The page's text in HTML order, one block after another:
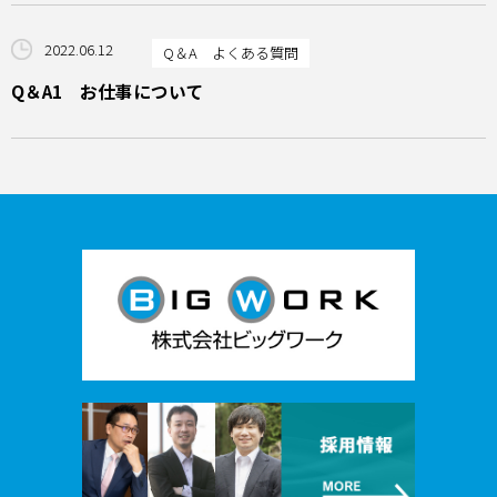
2022.06.12 Q＆A よくある質問
Q＆A1 お仕事について